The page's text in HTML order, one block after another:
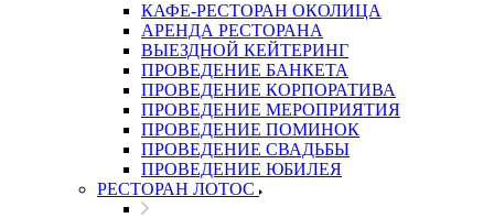
КАФЕ-РЕСТОРАН ОКОЛИЦА
АРЕНДА РЕСТОРАНА
ВЫЕЗДНОЙ КЕЙТЕРИНГ
ПРОВЕДЕНИЕ БАНКЕТА
ПРОВЕДЕНИЕ КОРПОРАТИВА
ПРОВЕДЕНИЕ МЕРОПРИЯТИЯ
ПРОВЕДЕНИЕ ПОМИНОК
ПРОВЕДЕНИЕ СВАДЬБЫ
ПРОВЕДЕНИЕ ЮБИЛЕЯ
РЕСТОРАН ЛОТОС